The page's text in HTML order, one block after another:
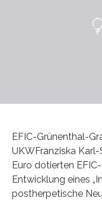
EFIC-Grünenthal-
UKWFranziska
Euro dotierten
Entwicklung eines
postherpetische